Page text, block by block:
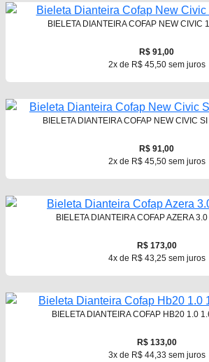
BIELETA DIANTEIRA COFAP NEW CIVIC
R$ 91,00
2x de R$ 45,50 sem juros
BIELETA DIANTEIRA COFAP NEW CIVIC
R$ 91,00
2x de R$ 45,50 sem juros
BIELETA DIANTEIRA COFAP AZERA
R$ 173,00
4x de R$ 43,25 sem juros
BIELETA DIANTEIRA COFAP HB20 1.0
R$ 133,00
3x de R$ 44,33 sem juros